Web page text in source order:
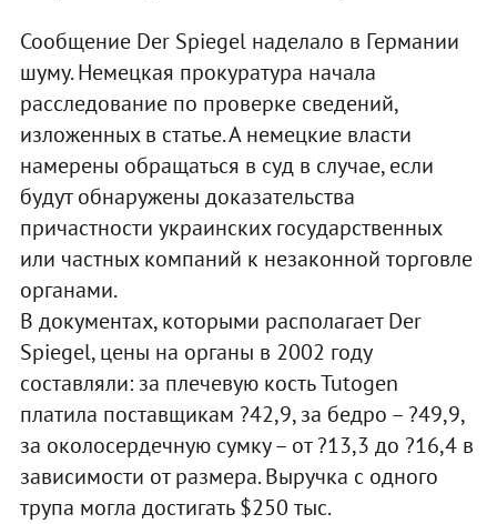
Сообщение Der Spiegel наделало в Германии
шуму. Немецкая прокуратура начала
расследование по проверке сведений,
изложенных в статье. А немецкие власти
намерены обращаться в суд в случае, если
будут обнаружены доказательства
причастности украинских государственных
или частных компаний к незаконной торговле
органами.
В документах, которыми располагает Der
Spiegel, цены на органы в 2002 году
составляли: за плечевую кость Tutogen
платила поставщикам ?42,9, за бедро – ?49,9,
за околосердечную сумку – от ?13,3 до ?16,4 в
зависимости от размера. Выручка с одного
трупа могла достигать $250 тыс.